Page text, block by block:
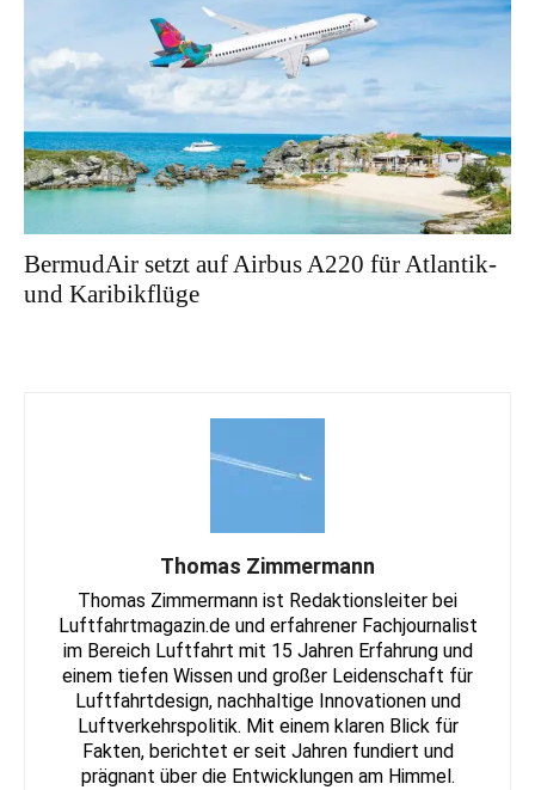
BermudAir setzt auf Airbus A220 für Atlantik-
und Karibikflüge
Thomas Zimmermann
Thomas Zimmermann ist Redaktionsleiter bei
Luftfahrtmagazin.de und erfahrener Fachjournalist
im Bereich Luftfahrt mit 15 Jahren Erfahrung und
einem tiefen Wissen und großer Leidenschaft für
Luftfahrtdesign, nachhaltige Innovationen und
Luftverkehrspolitik. Mit einem klaren Blick für
Fakten, berichtet er seit Jahren fundiert und
prägnant über die Entwicklungen am Himmel.